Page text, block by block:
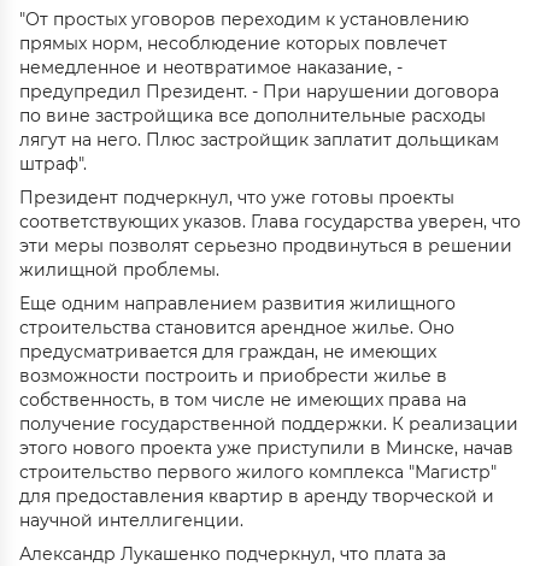
"От простых уговоров переходим к установлению
прямых норм, несоблюдение которых повлечет
немедленное и неотвратимое наказание, -
предупредил Президент. - При нарушении договора
по вине застройщика все дополнительные расходы
лягут на него. Плюс застройщик заплатит дольщикам
штраф".
Президент подчеркнул, что уже готовы проекты
соответствующих указов. Глава государства уверен, что
эти меры позволят серьезно продвинуться в решении
жилищной проблемы.
Еще одним направлением развития жилищного
строительства становится арендное жилье. Оно
предусматривается для граждан, не имеющих
возможности построить и приобрести жилье в
собственность, в том числе не имеющих права на
получение государственной поддержки. К реализации
этого нового проекта уже приступили в Минске, начав
строительство первого жилого комплекса "Магистр"
для предоставления квартир в аренду творческой и
научной интеллигенции.
Александр Лукашенко подчеркнул, что плата за